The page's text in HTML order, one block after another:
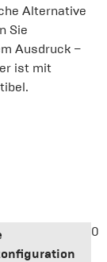
Alternative
Sie
Ausdruck –
ist mit
0